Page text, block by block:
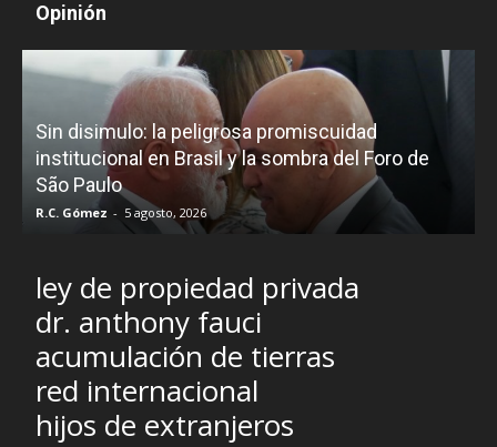
Opinión
Sin disimulo: la peligrosa promiscuidad
institucional en Brasil y la sombra del Foro de
São Paulo
R.C. Gómez - 5 agosto, 2026
ley de propiedad privada
dr. anthony fauci
acumulación de tierras
red internacional
hijos de extranjeros